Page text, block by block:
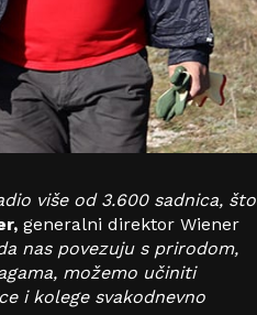
više od 3.600 sadnica, što
generalni direktor Wiener
nas povezuju s prirodom,
možemo učiniti
i kolege svakodnevno